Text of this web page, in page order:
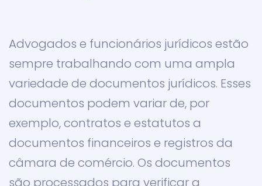
Advogados e funcionários jurídicos estão
sempre trabalhando com uma ampla
variedade de documentos jurídicos. Esses
documentos podem variar de, por
exemplo, contratos e estatutos a
documentos financeiros e registros da
câmara de comércio. Os documentos
são processados para verificar a